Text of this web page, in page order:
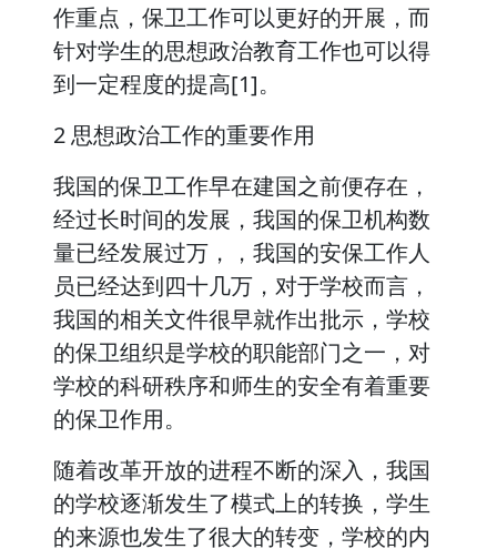
作重点，保卫工作可以更好的开展，而
针对学生的思想政治教育工作也可以得
到一定程度的提高[1]。
2 思想政治工作的重要作用
我国的保卫工作早在建国之前便存在，
经过长时间的发展，我国的保卫机构数
量已经发展过万，，我国的安保工作人
员已经达到四十几万，对于学校而言，
我国的相关文件很早就作出批示，学校
的保卫组织是学校的职能部门之一，对
学校的科研秩序和师生的安全有着重要
的保卫作用。
随着改革开放的进程不断的深入，我国
的学校逐渐发生了模式上的转换，学生
的来源也发生了很大的转变，学校的内